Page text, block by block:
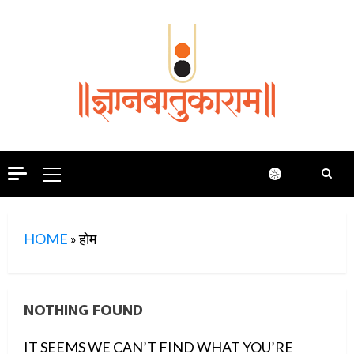
Primary
Menu
HOME »होम
NOTHING FOUND
IT SEEMS WE CAN’T FIND WHAT YOU’RE